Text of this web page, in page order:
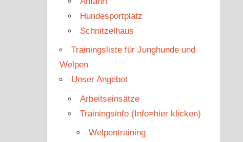
Hundesportplatz
Schnitzelhaus
Trainingsliste für Junghunde und
Welpen
Unser Angebot
Arbeitseinsätze
Trainingsinfo (Info=hier klicken)
Welpentraining